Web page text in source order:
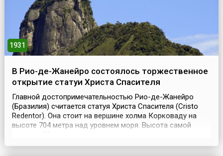
1931
В Рио-де-Жанейро состоялось торжественное
открытие статуи Христа Спасителя
Главной достопримечательностью Рио-де-Жанейро
(Бразилия) считается статуя Христа Спасителя (Cristo
Redentor). Она стоит на вершине холма Корковаду на
высоте 704 метра над уровнем моря. Высота самой
постамента, а ее вес – 1140 тонн, голова статуи весит